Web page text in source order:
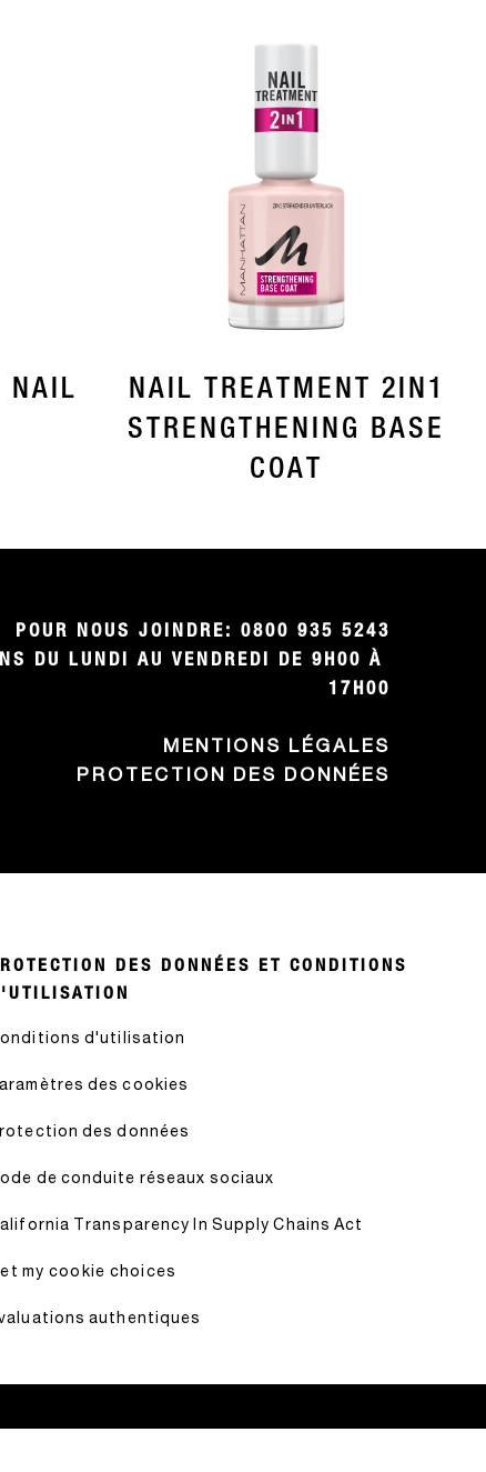
NAIL
NAIL TREATMENT 2IN1
STRENGTHENING BASE
COAT
POUR NOUS JOINDRE: 0800 935 5243
DU LUNDI AU VENDREDI DE 9H00 À
17H00
MENTIONS LÉGALES
PROTECTION DES DONNÉES
DES DONNÉES ET CONDITIONS
d'utilisation
des cookies
des données
de conduite réseaux sociaux
Transparency In Supply Chains Act
my cookie choices
authentiques